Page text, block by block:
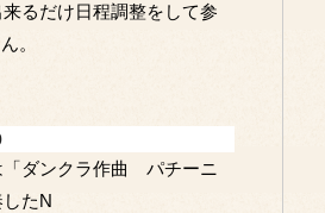
るだけ日程調整をして参
。
「ダンクラ作曲 パチーニ
たN